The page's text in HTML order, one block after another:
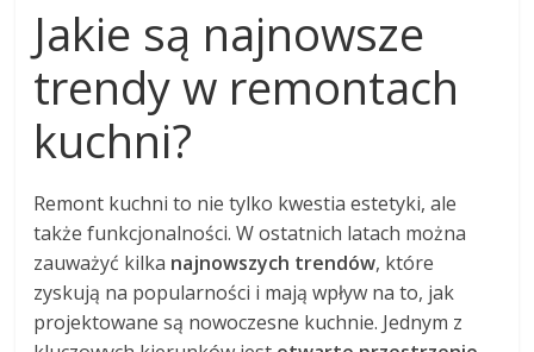
Jakie są najnowsze
trendy w remontach
kuchni?
Remont kuchni to nie tylko kwestia estetyki, ale
także funkcjonalności. W ostatnich latach można
zauważyć kilka najnowszych trendów, które
zyskują na popularności i mają wpływ na to, jak
projektowane są nowoczesne kuchnie. Jednym z